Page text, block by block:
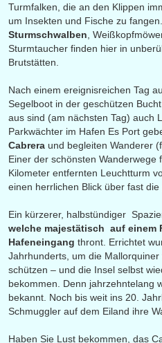
Turmfalken, die an den Klippen
um Insekten und Fische zu
Sturmschwalben ,
Sturmtaucher finden hier in
Brutstätten.
Nach einem ereignisreichen Tag
Segelboot in der geschützen
aus sind (am nächsten Tag) auch
Parkwächter im Hafen Es Port
Cabrera und begleiten Wanderer
Einer der schönsten Wanderwege
Kilometer entfernten Leuchtturm
einen herrlichen Blick über fast
Ein kürzerer, halbstündiger
welche majestätisch auf einem
Hafeneingang thront. Errichtet
Jahrhunderts, um die
schützen – und die Insel selbst
bekommen. Denn jahrzehntelang
bekannt. Noch bis weit ins 20.
Schmuggler auf dem Eiland ihre
Haben Sie Lust bekommen, das